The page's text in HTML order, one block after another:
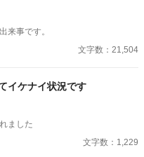
来事です。
文字数：21,504
イケナイ状況です
ました
文字数：1,229